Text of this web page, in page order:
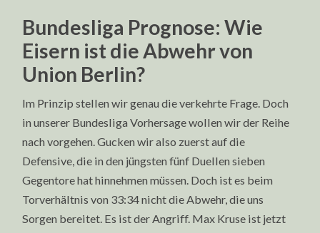
Bundesliga Prognose: Wie
Eisern ist die Abwehr von
Union Berlin?
Im Prinzip stellen wir genau die verkehrte Frage. Doch
in unserer Bundesliga Vorhersage wollen wir der Reihe
nach vorgehen. Gucken wir also zuerst auf die
Defensive, die in den jüngsten fünf Duellen sieben
Gegentore hat hinnehmen müssen. Doch ist es beim
Torverhältnis von 33:34 nicht die Abwehr, die uns
Sorgen bereitet. Es ist der Angriff. Max Kruse ist jetzt